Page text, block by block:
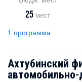
25 мест
1 программа
Ахтубинский